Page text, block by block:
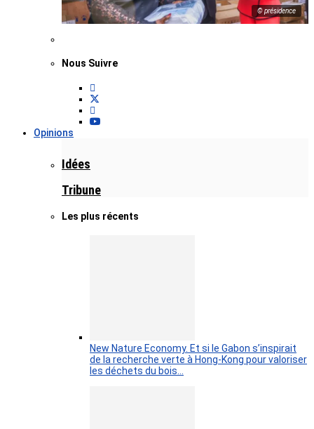
© présidence
Nous Suivre
Opinions
Idées
Tribune
Les plus récents
New Nature Economy. Et si le Gabon s’inspirait
de la recherche verte à Hong-Kong pour valoriser
les déchets du bois…